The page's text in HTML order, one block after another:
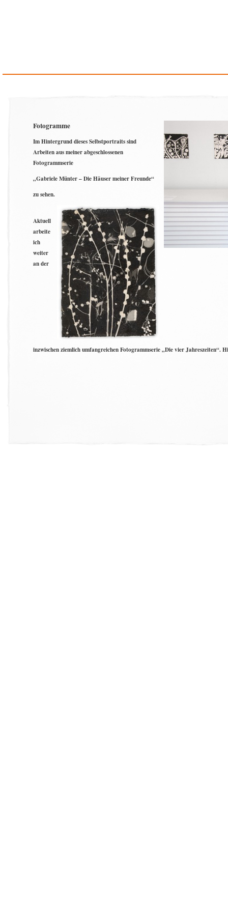
Fotogramme
Im Hintergrund dieses Selbstportraits sind
Arbeiten aus meiner abgeschlossenen
Fotogrammserie
„Gabriele Münter – Die Häuser meiner Freunde“
zu sehen.
Aktuell
arbeite
ich
weiter
an der
inzwischen ziemlich umfangreichen Fotogrammserie „Die vier Jahreszeiten“.